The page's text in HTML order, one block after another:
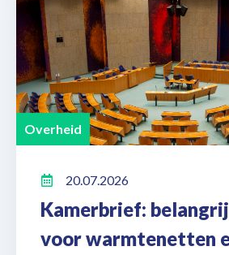
Overheid
20.07.2026
Kamerbrief:
voor warmtenetten